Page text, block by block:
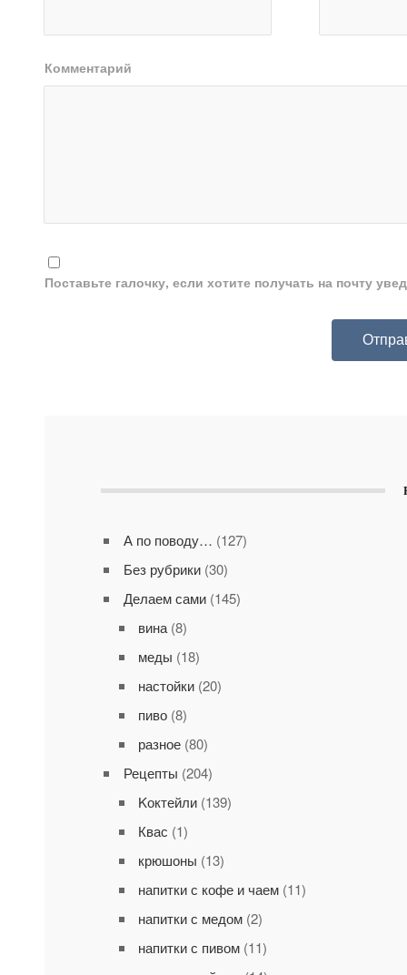
Комментарий
Поставьте галочку, если хотите получать на почту
А по поводу… (127)
Без рубрики(30)
Делаем сами(145)
вина(8)
меды (18)
настойки(20)
пиво(8)
разное(80)
Рецепты (204)
Kоктейли(139)
Квас (1)
крюшоны (13)
напитки с кофе и чаем(11)
напитки с медом(2)
напитки с пивом(11)